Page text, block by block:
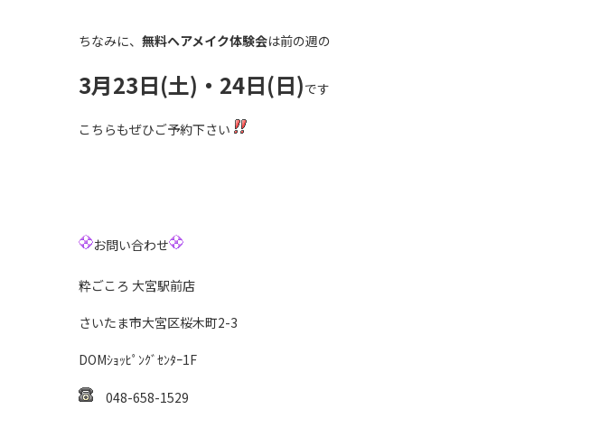
ちなみに、 無料ヘアメイク体験会は前の週の
3月23日(土)・24日(日)です
こちらもぜひご予約下さい
お問い合わせ
粋ごころ 大宮駅前店
さいたま市大宮区桜木町2-3
DOMｼｮｯﾋﾟﾝｸﾞｾﾝﾀｰ1F
048-658-1529